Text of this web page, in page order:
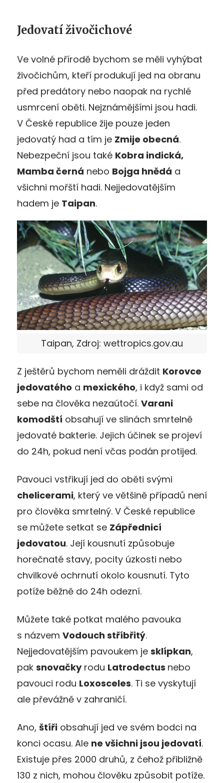
Jedovatí živočichové
Ve volné přírodě bychom se měli vyhýbat
živočichům, kteří produkují jed na obranu
před predátory nebo naopak na rychlé
usmrcení oběti. Nejznámějšími jsou hadi.
V České republice žije pouze jeden
jedovatý had a tím je Zmije obecná.
Nebezpeční jsou také Kobra indická,
Mamba černá nebo Bojga hnědá a
všichni mořští hadi. Nejjedovatějším
hadem je Taipan.
Taipan, Zdroj: wettropics.gov.au
Z ještěrů bychom neměli dráždit Korovce
jedovatého a mexického, i když sami od
sebe na člověka nezaútočí. Varani
komodští obsahují ve slinách smrtelně
jedovaté bakterie. Jejich účinek se projeví
do 24h, pokud není včas podán protijed.
Pavouci vstřikují jed do oběti svými
chelicerami, který ve většině případů není
pro člověka smrtelný. V České republice
se můžete setkat se Zápřednicí
jedovatou. Její kousnutí způsobuje
horečnaté stavy, pocity úzkosti nebo
chvilkové ochrnutí okolo kousnutí. Tyto
potíže běžně do 24h odezní.
Můžete také potkat malého pavouka
s názvem Vodouch stříbřitý.
Nejjedovatějším pavoukem je sklípkan,
pak snovačkyrodu Latrodectus nebo
pavouci rodu Loxosceles. Ti se vyskytují
ale převážně v zahraničí.
Ano, štíři obsahují jed ve svém bodci na
konci ocasu. Ale ne všichni jsou jedovatí.
Existuje přes 2000 druhů, z čehož přibližně
130 z nich, mohou člověku způsobit potíže.